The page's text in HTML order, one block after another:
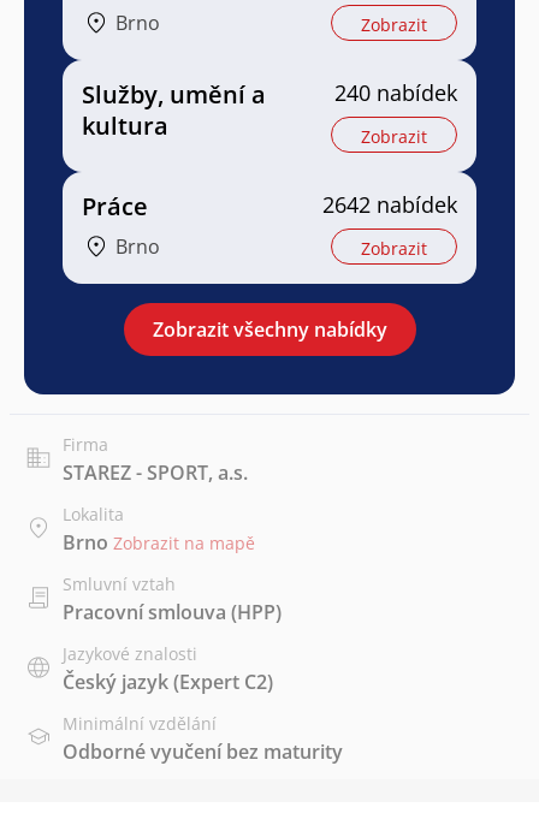
Brno Zobrazit
Služby, umění a
kultura
240 nabídek
Zobrazit
Práce
Brno
2642 nabídek
Zobrazit
Zobrazit všechny nabídky
Firma
STAREZ - SPORT, a.s.
Lokalita
Brno Zobrazit na mapě
Smluvní vztah
Pracovní smlouva (HPP)
Jazykové znalosti
Český jazyk(Expert C2)
Minimální vzdělání
Odborné vyučení bez maturity